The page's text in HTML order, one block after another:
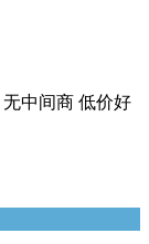
无中间商 低价好